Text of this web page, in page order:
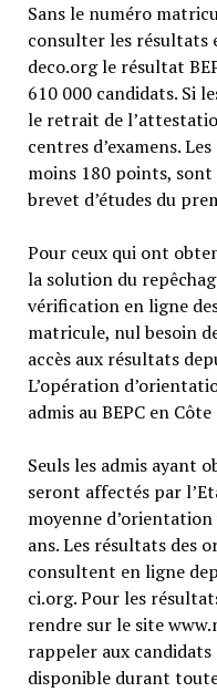
Sans le numéro
consulter les résultats
deco.org le résultat
610 000 candidats. Si
le retrait de
centres d’examens.
moins 180 points, sont
brevet d’études du
Pour ceux qui ont
la solution du
vérification en ligne
matricule, nul besoin
accès aux résultats
L’opération
admis au BEPC en
Seuls les admis ayant
seront affectés par
moyenne
ans. Les résultats des
consultent en ligne
ci.org. Pour les
rendre sur le site
rappeler aux
disponible durant